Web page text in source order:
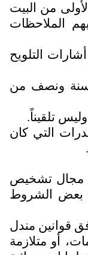
من البيت
الملاحظات
التلويح
سنة ونصف من
تلقيناً.
التي كان
مجال تشخيص
بعض الشروط
قوانين مندل
أو متلازمة